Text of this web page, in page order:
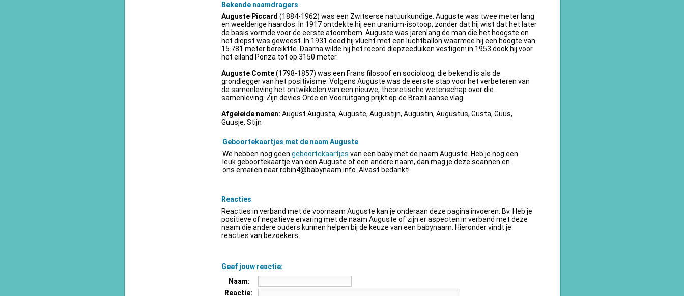
Bekende naamdragers
Auguste Piccard (1884-1962) was een Zwitserse natuurkundige. Auguste was twee meter lang
en weelderige haardos. In 1917 ontdekte hij een uranium-isotoop, zonder dat hij wist dat het later
de basis vormde voor de eerste atoombom. Auguste was jarenlang de man die het hoogste en
het diepst was geweest. In 1931 deed hij vlucht met een luchtballon waarmee hij een hoogte van
15.781 meter bereiktte. Daarna wilde hij het record diepzeeduiken vestigen: in 1953 dook hij voor
het eiland Ponza tot op 3150 meter.
Auguste Comte(1798-1857) was een Frans filosoof en socioloog, die bekend is als de
grondlegger van het positivisme. Volgens Auguste was de eerste stap voor het verbeteren van
de samenleving het ontwikkelen van een nieuwe, theoretische wetenschap over die
samenleving. Zijn devies Orde en Vooruitgang prijkt op de Braziliaanse vlag.
Afgeleide namen: August Augusta, Auguste, Augustijn, Augustin, Augustus, Gusta, Guus,
Guusje, Stijn
Geboortekaartjes met de naam Auguste
We hebben nog geen geboortekaartjes van een baby met de naam Auguste. Heb je nog een
leuk geboortekaartje van een Auguste of een andere naam, dan mag je deze scannen en
ons emailen naarrobin4@babynaam.info . Alvast bedankt!
Reacties
Reacties in verband met de voornaam Auguste kan je onderaan deze pagina invoeren. Bv. Heb je
positieve of negatieve ervaring met de naam Auguste of zijn er aspecten in verband met deze
naam die andere ouders kunnen helpen bij de keuze van een babynaam. Hieronder vindt je
reacties van bezoekers.
Geef jouw reactie:
Naam:
Reactie: